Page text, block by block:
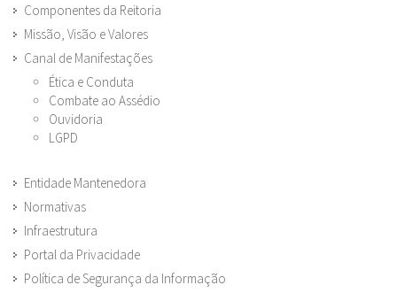
Componentes da Reitoria
Missão, Visão e Valores
Canal de Manifestações
Ética e Conduta
Combate ao Assédio
Ouvidoria
LGPD
Entidade Mantenedora
Normativas
Infraestrutura
Portal da Privacidade
Política de Segurança da Informação